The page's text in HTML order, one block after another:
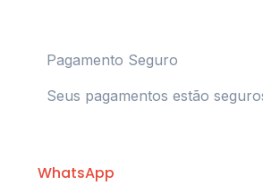
Pagamento Seguro
Seus pagamentos estão
WhatsApp